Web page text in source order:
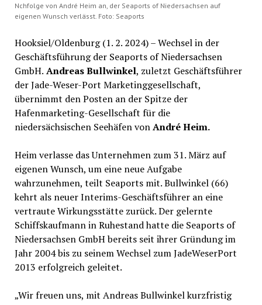
Nchfolge von André Heim an, der Seaports of Niedersachsen auf
eigenen Wunsch verlässt. Foto: Seaports
Hooksiel/Oldenburg (1. 2. 2024) – Wechsel in der
Geschäftsführung der Seaports of Niedersachsen
GmbH. Andreas Bullwinkel, zuletzt Geschäftsführer
der Jade-Weser-Port Marketinggesellschaft,
übernimmt den Posten an der Spitze der
Hafenmarketing-Gesellschaft für die
niedersächsischen Seehäfen vonAndré Heim.
Heim verlasse das Unternehmen zum 31. März auf
eigenen Wunsch, um eine neue Aufgabe
wahrzunehmen, teilt Seaports mit. Bullwinkel (66)
kehrt als neuer Interims-Geschäftsführer an eine
vertraute Wirkungsstätte zurück. Der gelernte
Schiffskaufmann in Ruhestand hatte die Seaports of
Niedersachsen GmbH bereits seit ihrer Gründung im
Jahr 2004 bis zu seinem Wechsel zum JadeWeserPort
2013 erfolgreich geleitet.
„Wir freuen uns, mit Andreas Bullwinkel kurzfristig